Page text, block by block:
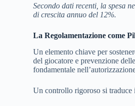
Secondo dati recenti, la spesa
di crescita annuo del 12%.
La Regolamentazione come
Un elemento chiave per
del giocatore e prevenzione
fondamentale
Un controllo rigoroso si